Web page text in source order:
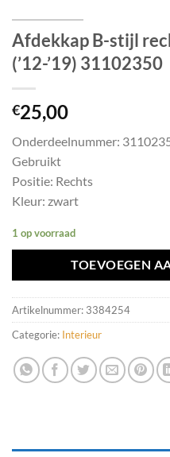
Afdekkap B-stijl
(’12-’19) 31102350
€25,00
Onderdeelnummer:
Gebruikt
Positie: Rechts
Kleur: zwart
1 op voorraad
TOEVOEGEN
Artikelnummer: 3384254
Categorie: Interieur